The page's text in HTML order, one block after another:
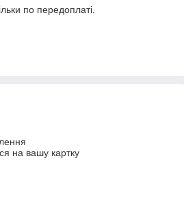
по передоплаті.
на вашу картку